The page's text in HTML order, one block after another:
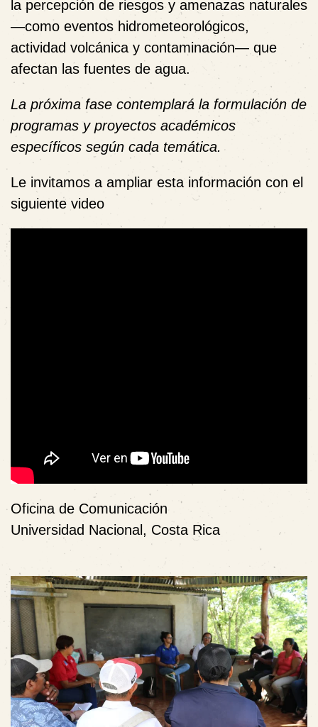
la percepción de riesgos y amenazas naturales
—como eventos hidrometeorológicos,
actividad volcánica y contaminación— que
afectan las fuentes de agua.
La próxima fase contemplará la formulación de
programas y proyectos académicos
específicos según cada temática.
Le invitamos a ampliar esta información con el
siguiente video
Oficina de Comunicación
Universidad Nacional, Costa Rica